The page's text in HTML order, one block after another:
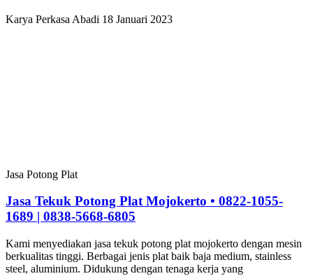
Karya Perkasa Abadi 18 Januari 2023
Jasa Potong Plat
Jasa Tekuk Potong Plat Mojokerto • 0822-1055-
1689 | 0838-5668-6805
Kami menyediakan jasa tekuk potong plat mojokerto dengan mesin
berkualitas tinggi. Berbagai jenis plat baik baja medium, stainless
steel, aluminium. Didukung dengan tenaga kerja yang